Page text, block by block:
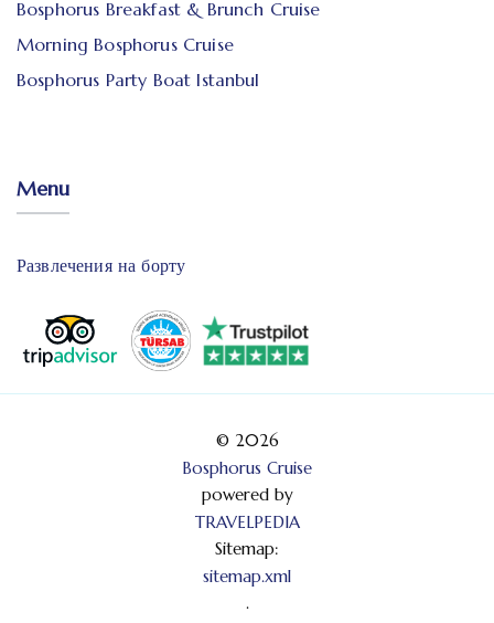
Bosphorus Breakfast & Brunch Cruise
Morning Bosphorus Cruise
Bosphorus Party Boat Istanbul
Menu
Развлечения на борту
© 2026
Bosphorus Cruise
powered by
TRAVELPEDIA
Sitemap:
sitemap.xml
.